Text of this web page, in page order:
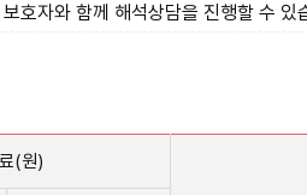
호자와 함께 해석상담을 진행할 수 있
(원)